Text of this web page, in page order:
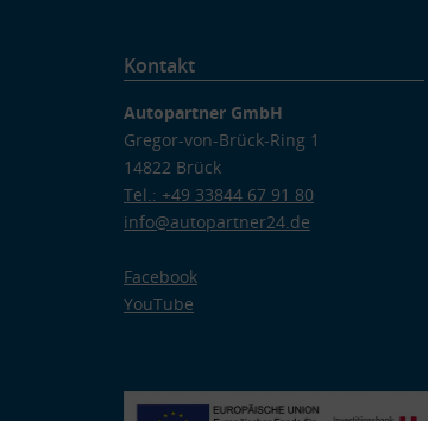
Kontakt
Autopartner GmbH
Gregor-von-Brück-Ring 1
14822 Brück
Tel.: +49 33844 67 91 80
info@autopartner24.de
Facebook
YouTube